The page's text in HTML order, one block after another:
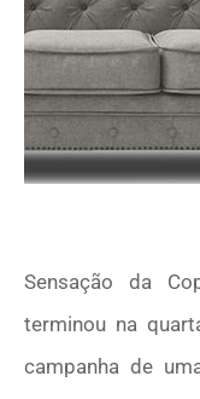
Sensação da
terminou na
campanha de